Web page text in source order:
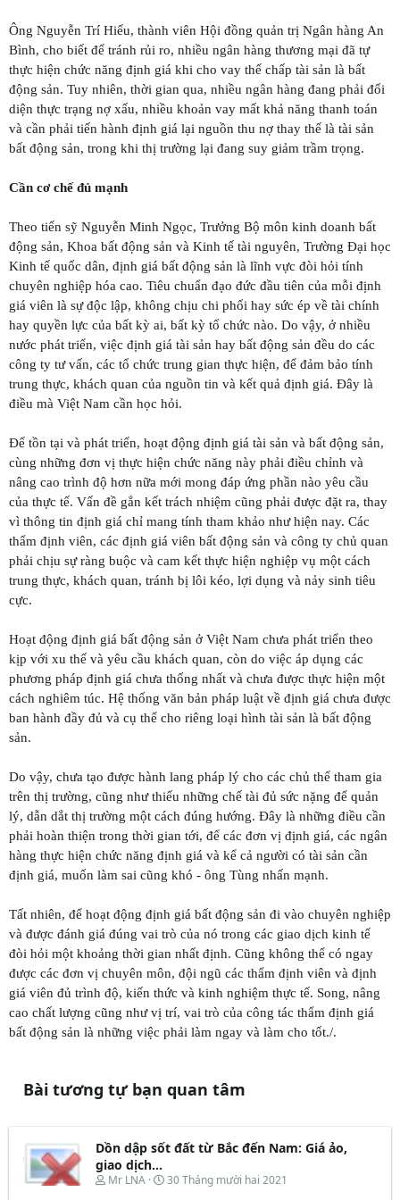
Ông Nguyễn Trí Hiếu, thành viên Hội đồng quản trị Ngân hàng An
Bình, cho biết để tránh rủi ro, nhiều ngân hàng thương mại đã tự
thực hiện chức năng định giá khi cho vay thế chấp tài sản là bất
động sản. Tuy nhiên, thời gian qua, nhiều ngân hàng đang phải đối
diện thực trạng nợ xấu, nhiều khoản vay mất khả năng thanh toán
và cần phải tiến hành định giá lại nguồn thu nợ thay thế là tài sản
bất động sản, trong khi thị trường lại đang suy giảm trầm trọng.
Cần cơ chế đủ mạnh
Theo tiến sỹ Nguyễn Minh Ngọc, Trưởng Bộ môn kinh doanh bất
động sản, Khoa bất động sản và Kinh tế tài nguyên, Trường Đại học
Kinh tế quốc dân, định giá bất động sản là lĩnh vực đòi hỏi tính
chuyên nghiệp hóa cao. Tiêu chuẩn đạo đức đầu tiên của mỗi định
giá viên là sự độc lập, không chịu chi phối hay sức ép về tài chính
hay quyền lực của bất kỳ ai, bất kỳ tổ chức nào. Do vậy, ở nhiều
nước phát triển, việc định giá tài sản hay bất động sản đều do các
công ty tư vấn, các tổ chức trung gian thực hiện, để đảm bảo tính
trung thực, khách quan của nguồn tin và kết quả định giá. Đây là
điều mà Việt Nam cần học hỏi.
Để tồn tại và phát triển, hoạt động định giá tài sản và bất động sản,
cùng những đơn vị thực hiện chức năng này phải điều chỉnh và
nâng cao trình độ hơn nữa mới mong đáp ứng phần nào yêu cầu
của thực tế. Vấn đề gắn kết trách nhiệm cũng phải được đặt ra, thay
vì thông tin định giá chỉ mang tính tham khảo như hiện nay. Các
thẩm định viên, các định giá viên bất động sản và công ty chủ quan
phải chịu sự ràng buộc và cam kết thực hiện nghiệp vụ một cách
trung thực, khách quan, tránh bị lôi kéo, lợi dụng và nảy sinh tiêu
cực.
Hoạt động định giá bất động sản ở Việt Nam chưa phát triển theo
kịp với xu thế và yêu cầu khách quan, còn do việc áp dụng các
phương pháp định giá chưa thống nhất và chưa được thực hiện một
cách nghiêm túc. Hệ thống văn bản pháp luật về định giá chưa được
ban hành đầy đủ và cụ thể cho riêng loại hình tài sản là bất động
sản.
Do vậy, chưa tạo được hành lang pháp lý cho các chủ thể tham gia
trên thị trường, cũng như thiếu những chế tài đủ sức nặng để quản
lý, dẫn dắt thị trường một cách đúng hướng. Đây là những điều cần
phải hoàn thiện trong thời gian tới, để các đơn vị định giá, các ngân
hàng thực hiện chức năng định giá và kể cả người có tài sản cần
định giá, muốn làm sai cũng khó - ông Tùng nhấn mạnh.
Tất nhiên, để hoạt động định giá bất động sản đi vào chuyên nghiệp
và được đánh giá đúng vai trò của nó trong các giao dịch kinh tế
đòi hỏi một khoảng thời gian nhất định. Cũng không thể có ngay
được các đơn vị chuyên môn, đội ngũ các thẩm định viên và định
giá viên đủ trình độ, kiến thức và kinh nghiệm thực tế. Song, nâng
cao chất lượng cũng như vị trí, vai trò của công tác thẩm định giá
bất động sản là những việc phải làm ngay và làm cho tốt./.
Bài tương tự bạn quan tâm
Dồn dập sốt đất từ Bắc đến Nam: Giá ảo,
giao dịch...
T
Mr LNA
N
30 Tháng mười hai 2021